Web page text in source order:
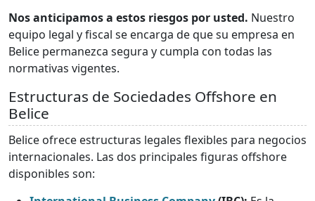
Nos anticipamos a estos riesgos por usted. Nuestro
equipo legal y fiscal se encarga de que su empresa en
Belice permanezca segura y cumpla con todas las
normativas vigentes.
Estructuras de Sociedades Offshore en
Belice
Belice ofrece estructuras legales flexibles para negocios
internacionales. Las dos principales figuras offshore
disponibles son: